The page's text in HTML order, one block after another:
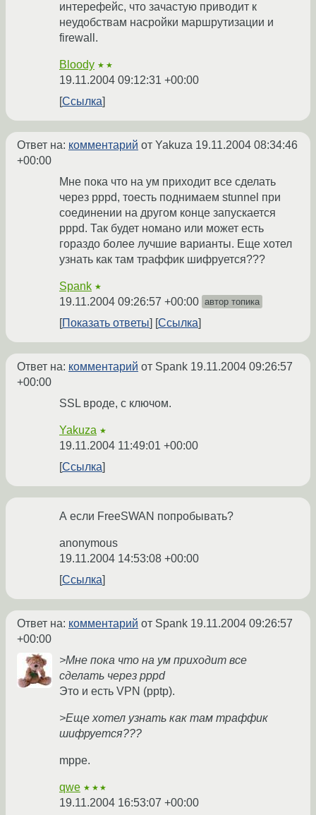
интерефейс, что зачастую приводит к
неудобствам насройки маршрутизации и
firewall.
Bloody ★★
19.11.2004 09:12:31 +00:00
Ссылка
Ответ на: комментарий от Yakuza 19.11.2004 08:34:46
+00:00
Мне пока что на ум приходит все сделать
через pppd, тоесть поднимаем stunnel при
соединении на другом конце запускается
pppd. Так будет номано или может есть
гораздо более лучшие варианты. Еще хотел
узнать как там траффик шифруется???
Spank ★
19.11.2004 09:26:57 +00:00 автор топика
Показать ответы Ссылка
Ответ на: комментарий от Spank 19.11.2004 09:26:57
+00:00
SSL вроде, с ключом.
Yakuza ★
19.11.2004 11:49:01 +00:00
Ссылка
А если FreeSWAN попробывать?
anonymous
19.11.2004 14:53:08 +00:00
Ссылка
Ответ на: комментарий от Spank 19.11.2004 09:26:57
+00:00
>Мне пока что на ум приходит все
сделать через pppd
Это и есть VPN (pptp).
>Еще хотел узнать как там траффик
шифруется???
mppe.
qwe ★★★
19.11.2004 16:53:07 +00:00